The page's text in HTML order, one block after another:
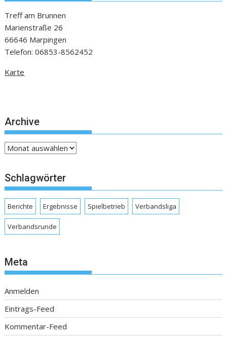
Treff am Brunnen
Marienstraße 26
66646 Marpingen
Telefon: 06853-8562452
Karte
Archive
Archive
Schlagwörter
Berichte Ergebnisse Spielbetrieb Verbandsliga
Verbandsrunde
Meta
Anmelden
Eintrags-Feed
Kommentar-Feed